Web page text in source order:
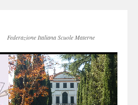
Federazione Italiana Scuole Materne